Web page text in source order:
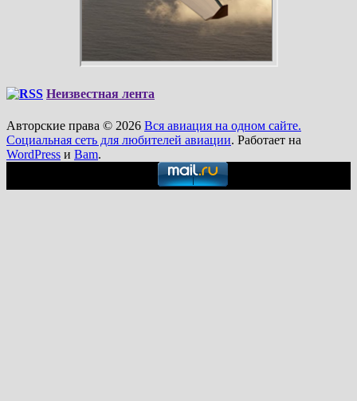
Неизвестная лента
Авторские права © 2026 Вся авиация на одном сайте.
Социальная сеть для любителей авиации. Работает на
WordPress и Bam.